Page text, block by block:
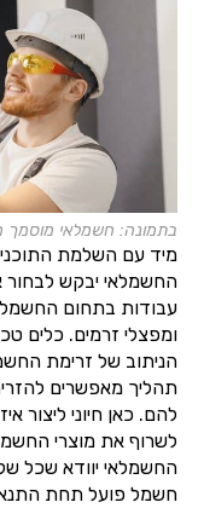
בתמונה: חשמלאי מוסמך
מיד עם השלמת
החשמלאי יבקש לבחור
עבודות בתחום
ומפצלי זרמים. כלים
הניתוב של זרימת
תהליך מאפשרים
להם. כאן חיוני ליצור
לשרוף את מוצרי
החשמלאי יוודא שכל
חשמל פועל תחת